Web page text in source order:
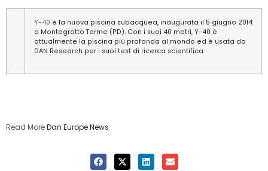
Y-40 è la nuova piscina subacquea, inaugurata il 5 giugno 2014
a Montegrotto Terme (PD). Con i suoi 40 metri, Y-40 è
attualmente la piscina più profonda al mondo ed è usata da
DAN Research per i suoi test di ricerca scientifica.
Read MoreDan Europe News